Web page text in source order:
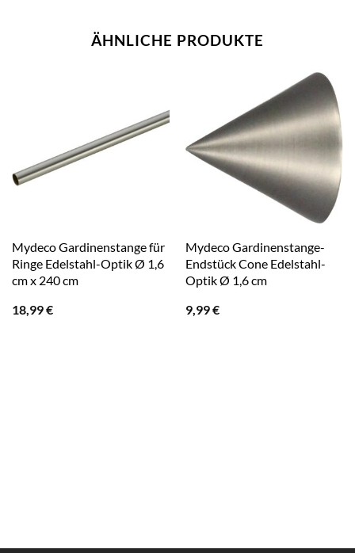
ÄHNLICHE PRODUKTE
Mydeco Gardinenstange für
Ringe Edelstahl-Optik Ø 1,6
cm x 240 cm
18,99€
Mydeco Gardinenstange-
Endstück Cone Edelstahl-
Optik Ø 1,6 cm
9,99€